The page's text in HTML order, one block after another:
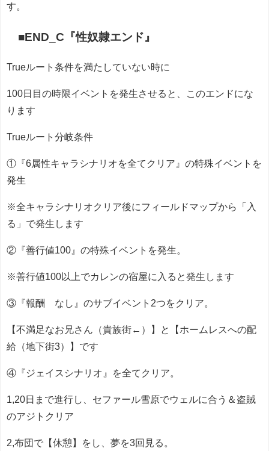
す。
■END_C『性奴隷エンド』
Trueルート条件を満たしていない時に
100日目の時限イベントを発生させると、このエンドにな
ります
Trueルート分岐条件
①『6属性キャラシナリオを全てクリア』の特殊イベントを
発生
※全キャラシナリオクリア後にフィールドマップから「入
る」で発生します
②『善行値100』の特殊イベントを発生。
※善行値100以上でカレンの宿屋に入ると発生します
③『報酬 なし』のサブイベント2つをクリア。
【不満足なお兄さん（貴族街←）】と【ホームレスへの配
給（地下街3）】です
④『ジェイスシナリオ』を全てクリア。
1,20日まで進行し、セファール雪原でウェルに合う＆盗賊
のアジトクリア
2,布団で【休憩】をし、夢を3回見る。